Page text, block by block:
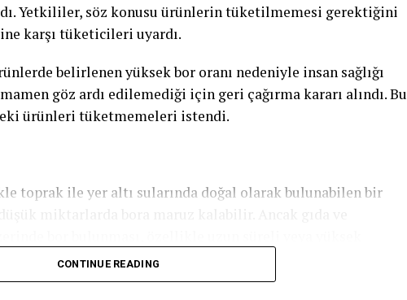
Yetkililer, söz konusu ürünlerin tüketilmemesi gerektiğini
karşı tüketicileri uyardı.
belirlenen yüksek bor oranı nedeniyle insan sağlığı
göz ardı edilemediği için geri çağırma kararı alındı. Bu
ürünleri tüketmemeleri istendi.
toprak ile yer altı sularında doğal olarak bulunabilen bir
açısından risk oluşturabileceği için sıkı şekilde
CONTINUE READING